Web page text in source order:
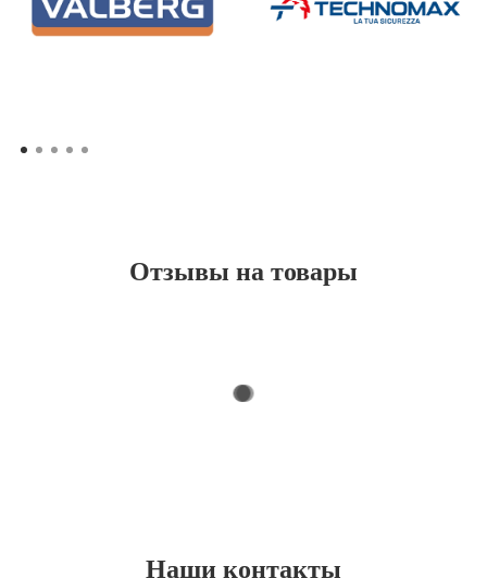
Отзывы на товары
Наши контакты